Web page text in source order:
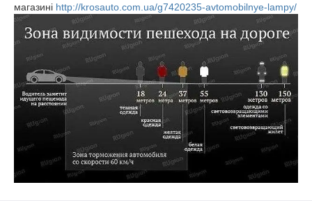
магазині http://krosauto.com.ua/g7420235-avtomobilnye-lampy/